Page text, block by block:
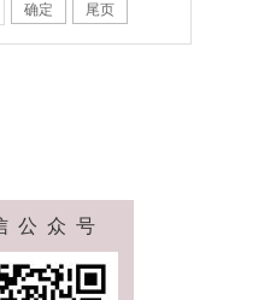
确定 尾页
公 众 号